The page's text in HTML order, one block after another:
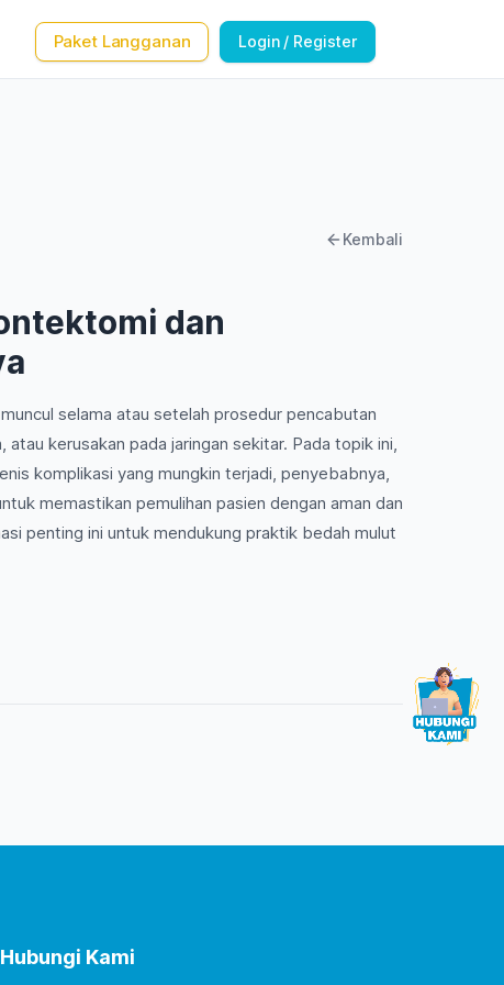
Paket Langganan Login / Register
Kembali
dan
selama atau setelah prosedur pencabutan
kerusakan pada jaringan sekitar. Pada topik ini,
komplikasi yang mungkin terjadi, penyebabnya,
memastikan pemulihan pasien dengan aman dan
penting ini untuk mendukung praktik bedah mulut
Hubungi Kami